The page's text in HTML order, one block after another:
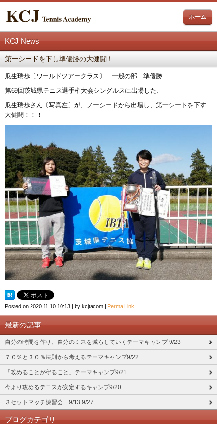
ホーム
KCJ News
第一シードを下し準優勝の大健闘！
瓜生瑞歩〔ワールドツアークラス〕 一般の部 準優勝
第69回茨城県テニス選手権大会シングルスに出場した、
瓜生瑞歩さん〔写真左〕が、ノーシードから出場し、第一シードを下す
大健闘！！！
Posted on 2020.11.10 10:13 | by kcjtacom | Perma Link
最新の記事
自分の時間を作り、自分のミスを減らしていくテーマキャンプ 9/23
７０％と３０％法則から考えるテーマキャンプ9/22
「攻めることが守ること」テーマキャンプ9/21
今より攻めるテニスが安定するキャンプ9/20
３セットマッチ練習会 9/13 9/27
ブログカテゴリ